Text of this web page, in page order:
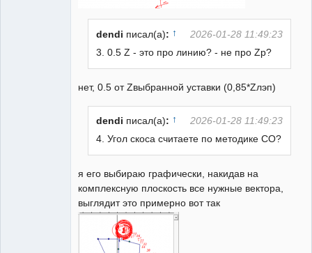
dendi писал(а): ↑
2026-01-28 11:49:23
3. 0.5 Z - это про линию? - не про Zр?
нет, 0.5 от Zвыбранной уставки (0,85*Zлэп)
dendi писал(а): ↑
2026-01-28 11:49:23
4. Угол скоса считаете по методике СО?
я его выбираю графически, накидав на
комплексную плоскость все нужные вектора,
выглядит это примерно вот так